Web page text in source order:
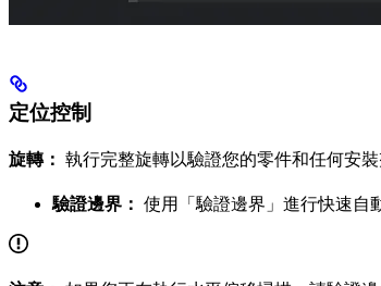
定位控制
旋轉： 執行完整旋轉以驗證您的零件和任何安
驗證邊界： 使用「驗證邊界」進行快速自